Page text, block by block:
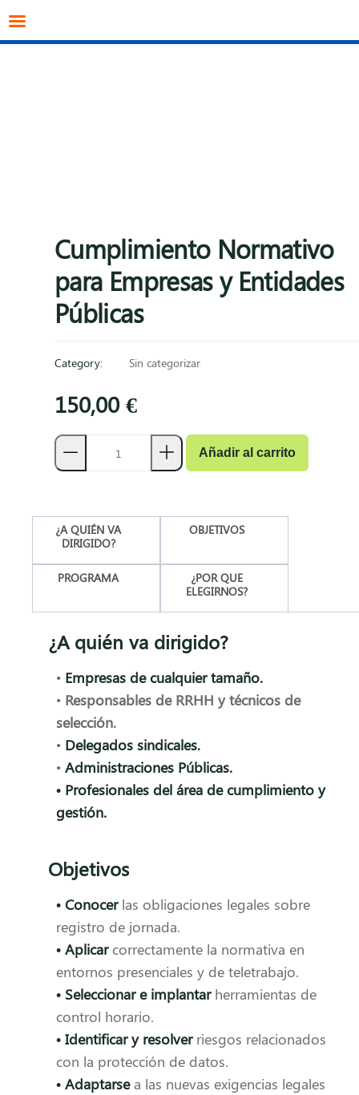
Cumplimiento Normativo
para Empresas y Entidades
Públicas
Category: Sin categorizar
150,00 €
Añadir al carrito
¿A QUIÉN VA
DIRIGIDO?
OBJETIVOS
PROGRAMA
¿POR QUE
ELEGIRNOS?
¿A quién va dirigido?
• Empresas de cualquier tamaño.
• Responsables de RRHH y técnicos de
selección.
• Delegados sindicales.
• Administraciones Públicas.
• Profesionales del área de cumplimiento y
gestión.
Objetivos
• Conocer las obligaciones legales sobre
registro de jornada.
• Aplicar correctamente la normativa en
entornos presenciales y de teletrabajo.
• Seleccionar e implantar herramientas de
control horario.
• Identificar y resolver riesgos relacionados
con la protección de datos.
• Adaptarsea las nuevas exigencias legales